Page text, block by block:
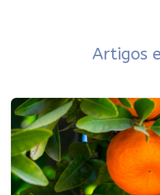
Artigos